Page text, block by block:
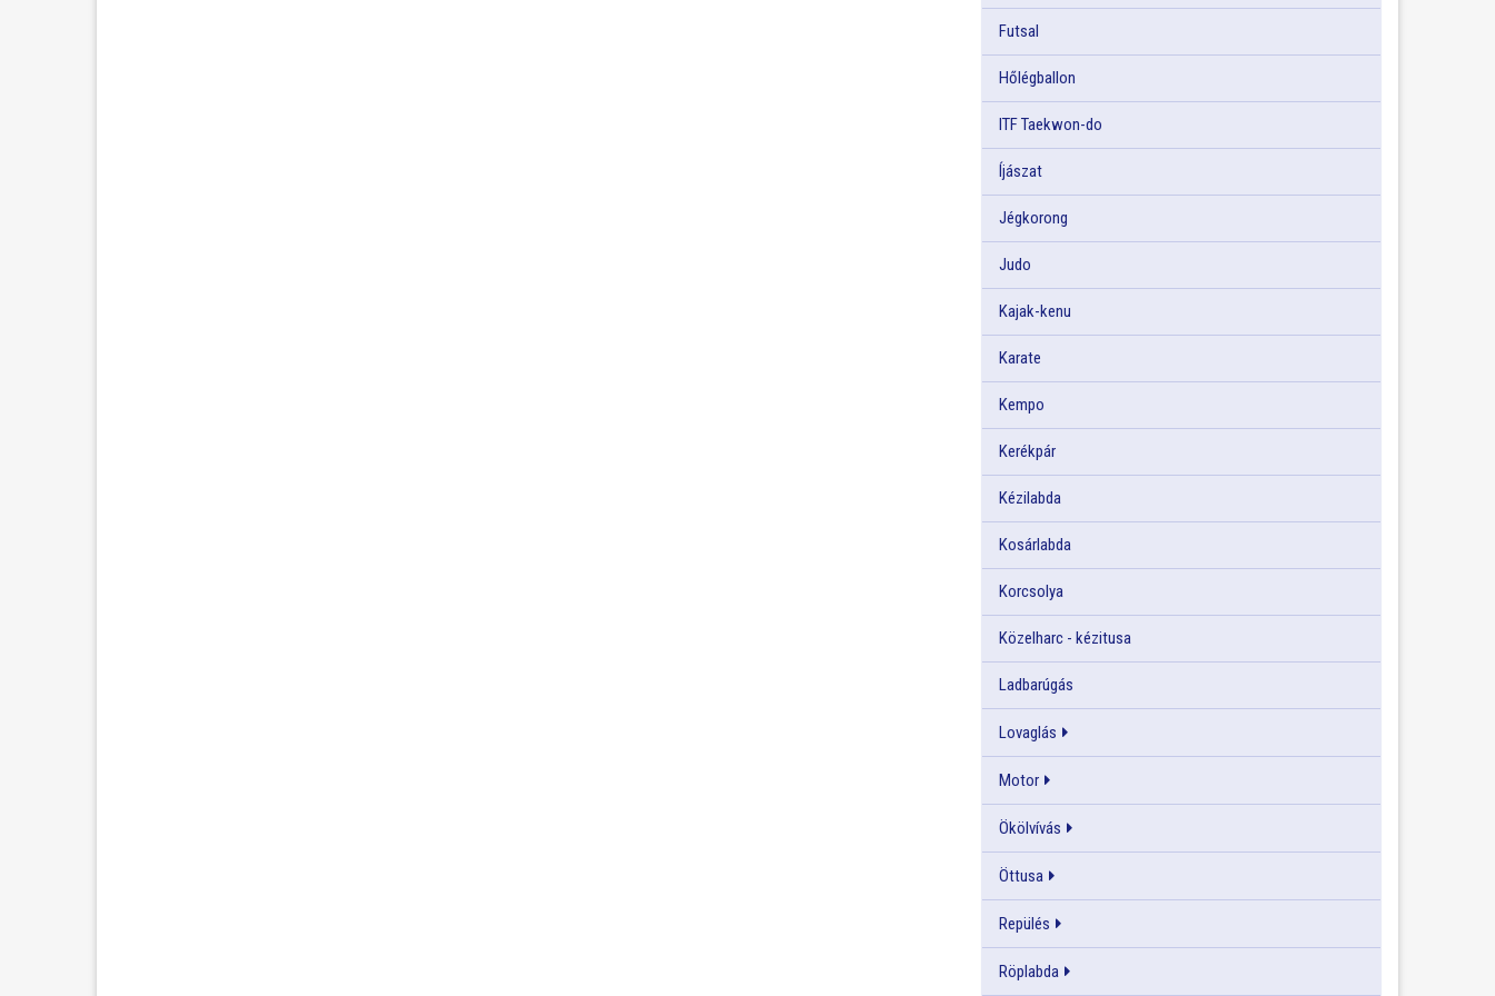
Futsal
Hőlégballon
ITF Taekwon-do
Íjászat
Jégkorong
Judo
Kajak-kenu
Karate
Kempo
Kerékpár
Kézilabda
Kosárlabda
Korcsolya
Közelharc - kézitusa
Ladbarúgás
Lovaglás
Motor
Ökölvívás
Öttusa
Repülés
Röplabda